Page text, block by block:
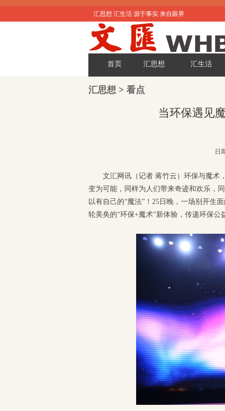
汇思想 汇生活 源于事实 来自眼界
首页 汇思想 汇生活
汇思想 > 看点
当环保遇见
日
文汇网讯（记者 蒋竹云）环保与魔术
变为可能，同样为人们带来奇迹和欢乐，
以有自己的“魔法”！25日晚，一场别开生
轮美奂的“环保+魔术”新体验，传递环保公